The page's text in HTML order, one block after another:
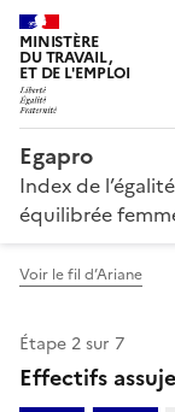
MINISTÈRE
DU TRAVAIL,
ET DE L'EMPLOI
Egapro
Index de
équilibrée
Voir le fil d’Ariane
Étape 2 sur 7
Effectifs